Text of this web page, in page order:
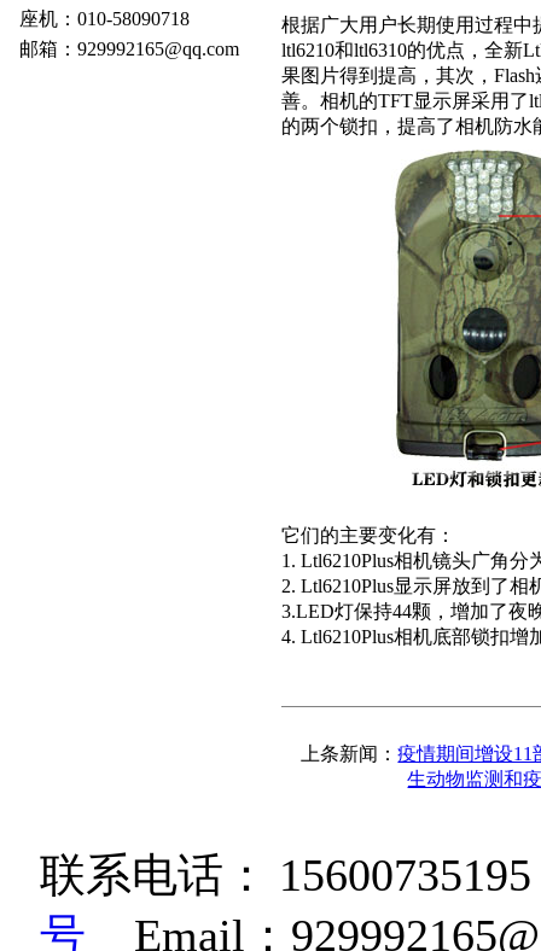
座机：010-58090718
邮箱：929992165@qq.com
根据广大用户长期使用过程中
ltl6210和ltl6310的优点，全新
果图片得到提高，其次，
善。相机的TFT显示屏采用了
的两个锁扣，提高了相机防水
它们的主要变化有：
1. Ltl6210Plus相机镜头广角分
2. Ltl6210Plus显示屏放到了
3.LED灯保持44颗，增加了夜
4. Ltl6210Plus相机底部锁扣
上条新闻：疫情期间增设11
生动物监测和
联系电话：
15600735195
号 Email：